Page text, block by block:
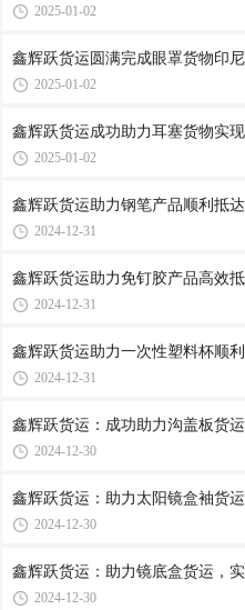
2025-01-02
鑫辉跃货运圆满完成眼罩货物印
2025-01-02
鑫辉跃货运成功助力耳塞货物实
2025-01-02
鑫辉跃货运助力钢笔产品顺利抵
2024-12-31
鑫辉跃货运助力免钉胶产品高效
2024-12-31
鑫辉跃货运助力一次性塑料杯顺
2024-12-31
鑫辉跃货运：成功助力沟盖板货
2024-12-30
鑫辉跃货运：助力太阳镜盒袖货
2024-12-30
鑫辉跃货运：助力镜底盒货运，
2024-12-30